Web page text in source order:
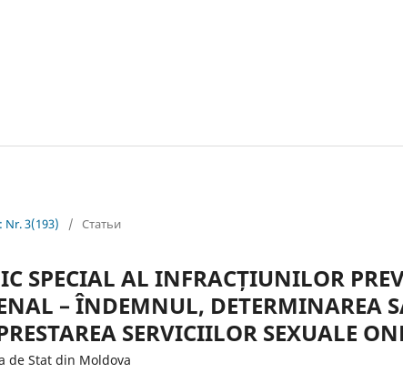
Nr. 3(193) / Статьи
SPECIAL AL INFRACȚIUNILOR
– ÎNDEMNUL, DETERMINAREA
SERVICIILOR SEXUALE
de Stat din Moldova